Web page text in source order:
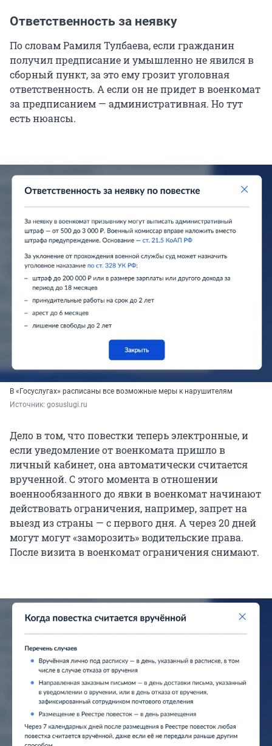
Ответственность за неявку
По словам Рамиля Тулбаева, если гражданин
получил предписание и умышленно не явился в
сборный пункт, за это ему грозит уголовная
ответственность. А если он не придет в военкомат
за предписанием — административная. Но тут
есть нюансы.
В «Госуслугах» расписаны все возможные меры к нарушителям
Источник: gosuslugi.ru
Дело в том, что повестки теперь электронные, и
если уведомление от военкомата пришло в
личный кабинет, она автоматически считается
врученной. С этого момента в отношении
военнообязанного до явки в военкомат начинают
действовать ограничения, например, запрет на
выезд из страны — с первого дня. А через 20 дней
могут могут «заморозить» водительские права.
После визита в военкомат ограничения снимают.